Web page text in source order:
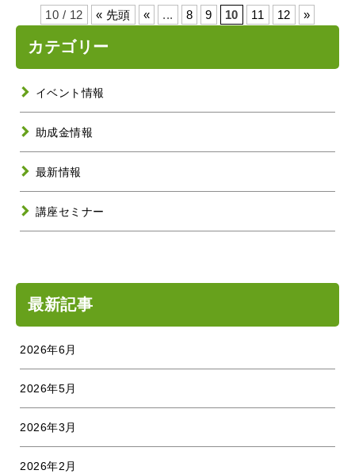
10 / 12 « 先頭 « ... 8 9 10 11 12 »
カテゴリー
イベント情報
助成金情報
最新情報
講座セミナー
最新記事
2026年6月
2026年5月
2026年3月
2026年2月